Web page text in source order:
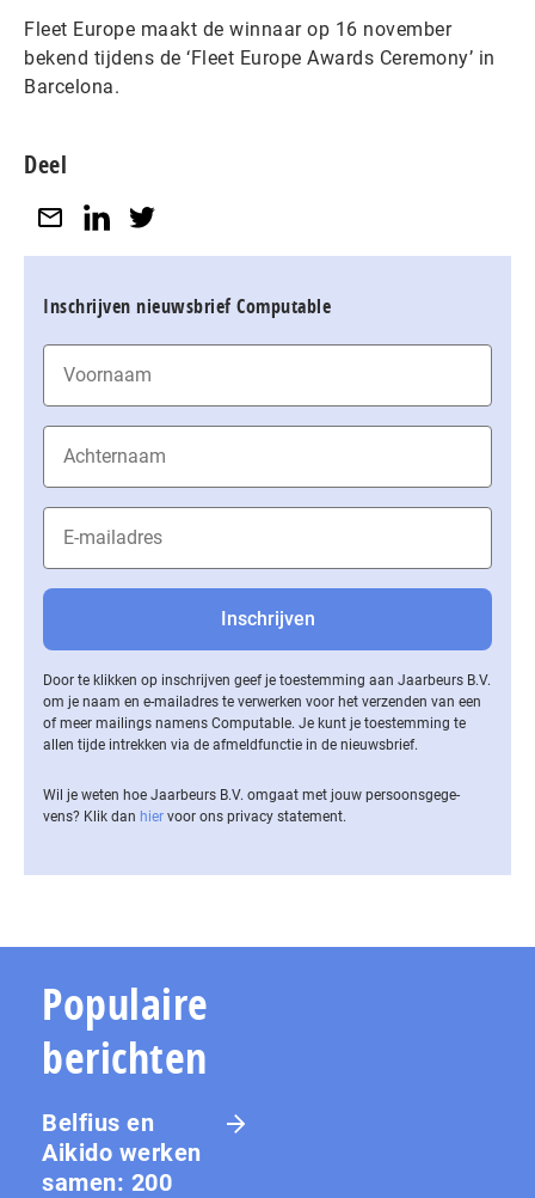
Fleet Europe maakt de winnaar op 16 november
bekend tijdens de ‘Fleet Europe Awards Ceremony’ in
Barcelona.
Deel
Inschrijven nieuwsbrief Computable
Door te klikken op inschrijven geef je toestemming aan Jaarbeurs B.V.
om je naam en e-mailadres te verwerken voor het verzenden van een
of meer mailings namens Computable. Je kunt je toestemming te
allen tijde intrekken via de af­meld­func­tie in de nieuwsbrief.
Wil je weten hoe Jaarbeurs B.V. omgaat met jouw per­soons­ge­ge­
vens? Klik dan hier voor ons privacy statement.
Populaire
berichten
Belfius en
Aikido werken
samen: 200